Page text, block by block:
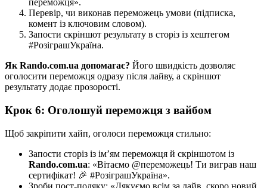
переможця».
Перевір, чи виконав переможець умови (підписка,
комент із ключовим словом).
Запости скріншот результату в сторіз із хештегом
#РозіграшУкраїна.
Як Rando.com.ua допомагає? Його швидкість дозволяє
оголосити переможця одразу після лайву, а скріншот
результату додає прозорості.
Крок 6: Оголошуй переможця з вайбом
Щоб закріпити хайп, оголоси переможця стильно:
Запости сторіз із ім’ям переможця й скріншотом із
Rando.com.ua: «Вітаємо @переможець! Ти виграв наш
сертифікат! 🎉 #РозіграшУкраїна».
Зроби пост-подяку: «Дякуємо всім за лайв, скоро новий